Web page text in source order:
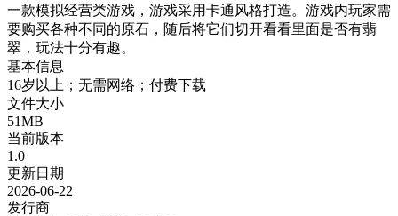
一款模拟经营类游戏，游戏采用卡通风格打造。游戏内玩家需
要购买各种不同的原石，随后将它们切开看看里面是否有翡
翠，玩法十分有趣。
基本信息
16岁以上；无需网络；付费下载
文件大小
51MB
当前版本
1.0
更新日期
2026-06-22
发行商